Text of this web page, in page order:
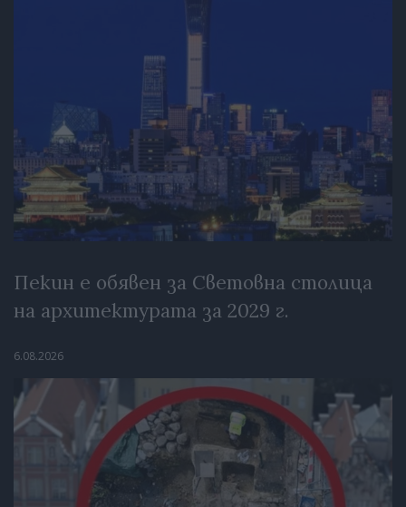
Пекин е обявен за Световна столица
на архитектурата за 2029 г.
6.08.2026